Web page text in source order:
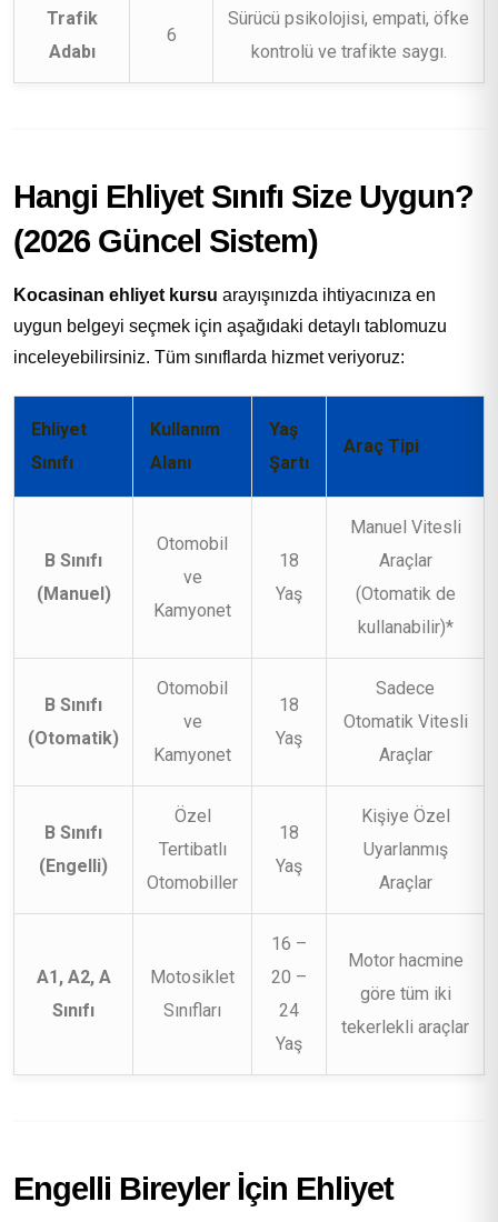
Trafik
Adabı
6
Sürücü psikolojisi, empati, öfke
kontrolü ve trafikte saygı.
Hangi Ehliyet Sınıfı Size Uygun?
(2026 Güncel Sistem)
Kocasinan ehliyet kursu arayışınızda ihtiyacınıza en
uygun belgeyi seçmek için aşağıdaki detaylı tablomuzu
inceleyebilirsiniz. Tüm sınıflarda hizmet veriyoruz:
Ehliyet
Sınıfı
Kullanım
Alanı
Yaş
Şartı
Araç Tipi
B Sınıfı
(Manuel)
Otomobil
ve
Kamyonet
18
Yaş
Manuel Vitesli
Araçlar
(Otomatik de
kullanabilir)*
B Sınıfı
(Otomatik)
Otomobil
ve
Kamyonet
18
Yaş
Sadece
Otomatik Vitesli
Araçlar
B Sınıfı
(Engelli)
Özel
Tertibatlı
Otomobiller
18
Yaş
Kişiye Özel
Uyarlanmış
Araçlar
A1, A2, A
Sınıfı
Motosiklet
Sınıfları
16 –
20 –
24
Yaş
Motor hacmine
göre tüm iki
tekerlekli araçlar
Engelli Bireyler İçin Ehliyet